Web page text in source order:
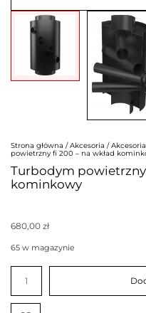
Strona główna /Akcesoria /
powietrzny fi 200 – na wkład
Turbodym powietrzny
kominkowy
680,00 zł
65 w magazynie
ilość
Turbodym
fi
200